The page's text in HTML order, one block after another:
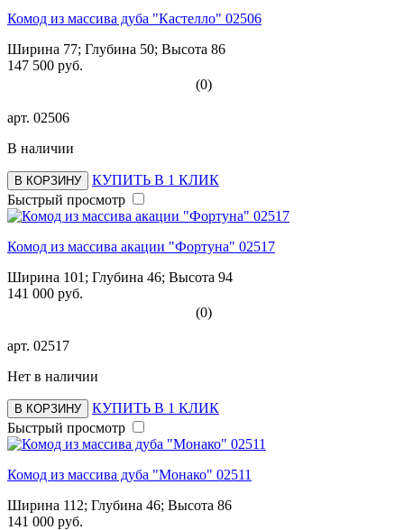
Комод из массива дуба "Кастелло" 02506
Ширина 77; Глубина 50; Высота 86
147 500 руб.
(0)
арт. 02506
В наличии
В КОРЗИНУ
КУПИТЬ В 1 КЛИК
Быстрый просмотр
Комод из массива акации "Фортуна" 02517
Ширина 101; Глубина 46; Высота 94
141 000 руб.
(0)
арт. 02517
Нет в наличии
В КОРЗИНУ
КУПИТЬ В 1 КЛИК
Быстрый просмотр
Комод из массива дуба "Монако" 02511
Ширина 112; Глубина 46; Высота 86
141 000 руб.